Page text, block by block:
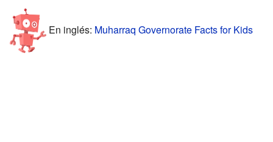
En inglés: Muharraq Governorate Facts for Kids